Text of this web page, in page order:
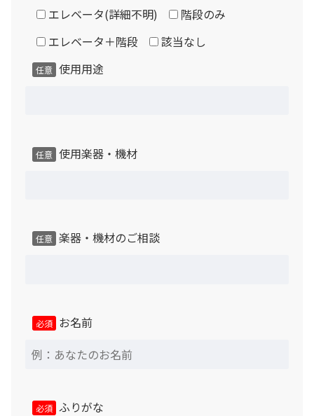
扇が付属しますが、故障した場合は現行の壁掛式換気扇の
遮音性能「Dr値」「D値」は製品発売時のJIS規格に基づ
く測定・評価方法により、メーカー実験室での実測値に基
製品によっては床の遮音性能が不足するモデルがありま
保証について
対応致します。（中古照明器具 及び 中古換気扇を除
く）
対応には出張諸経費が必要となります。
エレベータ(詳細不明)
階段のみ
エレベータ＋階段
該当なし
任意 使用用途
任意 使用楽器・機材
任意 楽器・機材のご相談
必須 お名前
必須 ふりがな